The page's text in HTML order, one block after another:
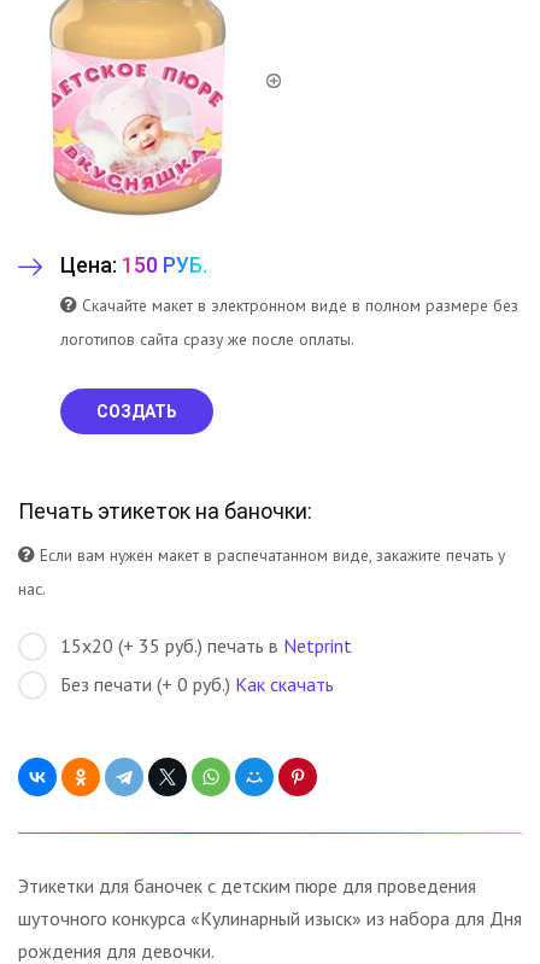
Цена: 150 РУБ.
Скачайте макет в электронном виде в полном размере без
логотипов сайта сразу же после оплаты.
СОЗДАТЬ
Печать этикеток на баночки:
Если вам нужен макет в распечатанном виде, закажите печать у
нас.
15х20 (+ 35 руб.) печать в Netprint
Без печати (+ 0 руб.) Как скачать
Этикетки для баночек с детским пюре для проведения
шуточного конкурса «Кулинарный изыск» из набора для Дня
рождения для девочки.